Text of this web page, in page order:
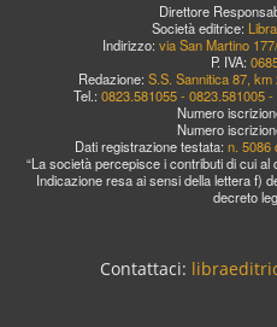
Direttore
Società editrice:
Indirizzo: via San Martino
P. IVA:
Redazione: S.S. Sannitica 87,
Tel.: 0823.581055 - 0823.581005
Numero
Numero
Dati registrazione testata: n. 5086
“La società percepisce i contributi di cui
Indicazione resa ai sensi della lettera f)
decreto
Contattaci: